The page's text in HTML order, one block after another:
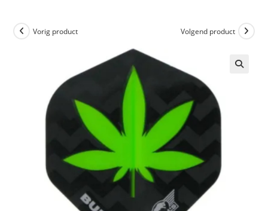
Vorig product Volgend product